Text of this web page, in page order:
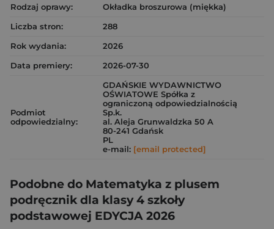
Rodzaj oprawy:
Okładka broszurowa (miękka)
Liczba stron:
288
Rok wydania:
2026
Data premiery:
2026-07-30
Podmiot
odpowiedzialny:
GDAŃSKIE WYDAWNICTWO
OŚWIATOWE Spółka z
ograniczoną odpowiedzialnością
Sp.k.
al. Aleja Grunwaldzka 50 A
80-241 Gdańsk
PL
e-mail: [email protected]
Podobne do Matematyka z plusem
podręcznik dla klasy 4 szkoły
podstawowej EDYCJA 2026